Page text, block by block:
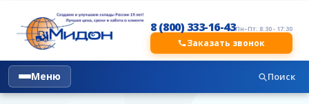
8 (800) 333-16-43Пн–Пт: 8:30 - 17:30
Заказать звонок
Меню Поиск